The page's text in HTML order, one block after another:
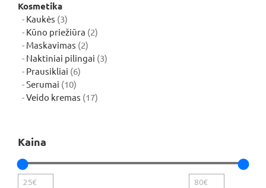
Kosmetika
Kaukės 33
produktai
Kūno priežiūra 22
Maskavimas 22
produktai
Naktiniai pilingai 33
Prausikliai 66
Serumai 1010
produktų
Veido kremas 1717
Kaina